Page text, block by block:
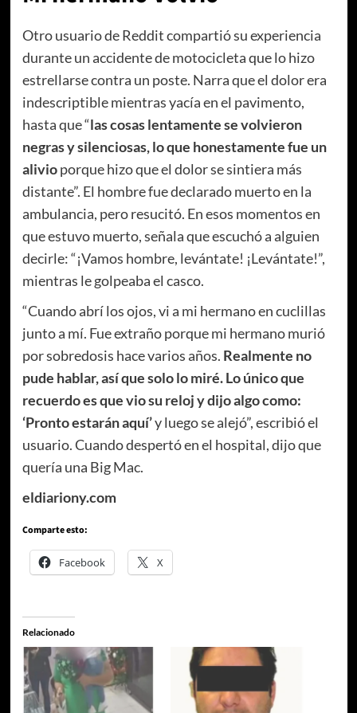
Otro usuario de Reddit compartió su experiencia
durante un accidente de motocicleta que lo hizo
estrellarse contra un poste. Narra que el dolor era
indescriptible mientras yacía en el pavimento,
hasta que “las cosas lentamente se volvieron
negras y silenciosas, lo que honestamente fue un
alivioporque hizo que el dolor se sintiera más
distante”. El hombre fue declarado muerto en la
ambulancia, pero resucitó. En esos momentos en
que estuvo muerto, señala que escuchó a alguien
decirle: “¡Vamos hombre, levántate! ¡Levántate!”,
mientras le golpeaba el casco.
“Cuando abrí los ojos, vi a mi hermano en cuclillas
junto a mí. Fue extraño porque mi hermano murió
por sobredosis hace varios años. Realmente no
pude hablar, así que solo lo miré. Lo único que
recuerdo es que vio su reloj y dijo algo como:
‘Pronto estarán aquí’y luego se alejó”, escribió el
usuario. Cuando despertó en el hospital, dijo que
quería una Big Mac.
eldiariony.com
Comparte esto:
Facebook X
Relacionado